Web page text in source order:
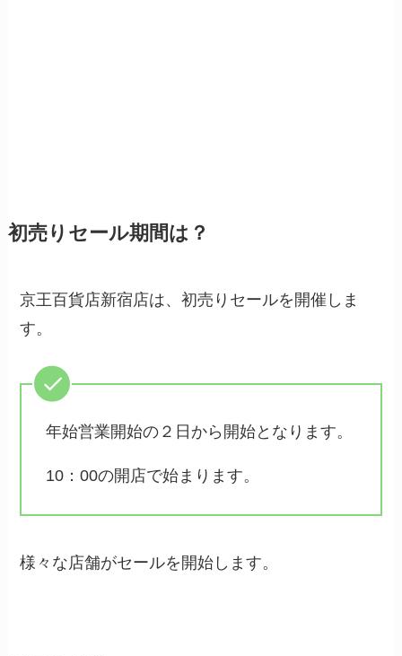
初売りセール期間は？
京王百貨店新宿店は、初売りセールを開催しま
す。
年始営業開始の２日から開始となります。
10：00の開店で始まります。
様々な店舗がセールを開始します。